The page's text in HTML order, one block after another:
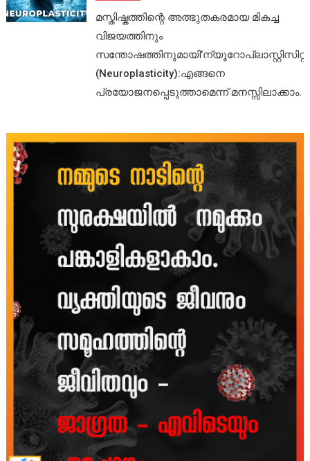
മസ്തിഷ്കത്തിന്റെ അത്ഭുതകരമായ മികച്ച
വിജയത്തിനും
സന്തോഷത്തിനുമായി’ന്യൂറോപ്ലാസ്റ്റിസിറ്റി’
(Neuroplasticity):എങ്ങനെ
പ്രയോജനപ്പെടുത്താമെന്ന് മനസ്സിലാക്കാം.